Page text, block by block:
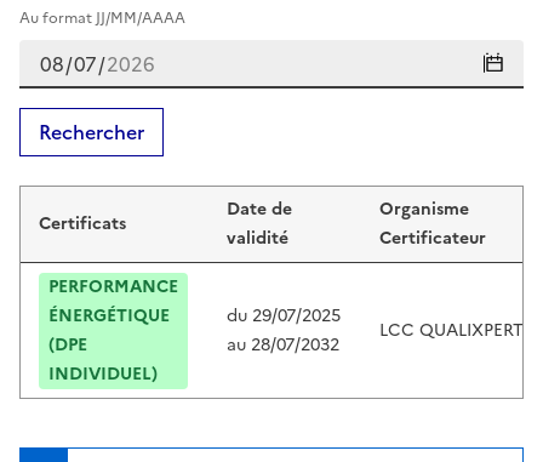
Au format JJ/MM/AAAA
Rechercher
Certificats de marina collot
Certificats
Date de
validité
Organisme
Certificateur
PERFORMANCE
ÉNERGÉTIQUE
(DPE
INDIVIDUEL)
du 29/07/2025
au 28/07/2032
LCC QUALIXPERT